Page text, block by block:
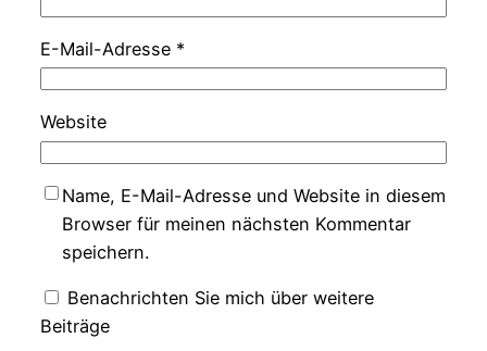
E-Mail-Adresse *
Website
Name, E-Mail-Adresse und Website in diesem
Browser für meinen nächsten Kommentar
speichern.
Benachrichten Sie mich über weitere
Beiträge